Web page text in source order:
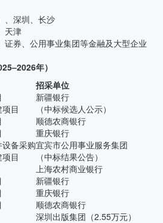
、深圳、长沙
天津
证券、公用事业集团等金融及大型企业
年）
招采单位
新疆银行
目
（中标候选人公示）
顺德农商银行
重庆银行
备采购宜宾市公用事业服务集团
目
（中标结果公告）
上海农村商业银行
新疆银行
重庆银行
顺德农商银行
深圳出版集团（2.55万元）